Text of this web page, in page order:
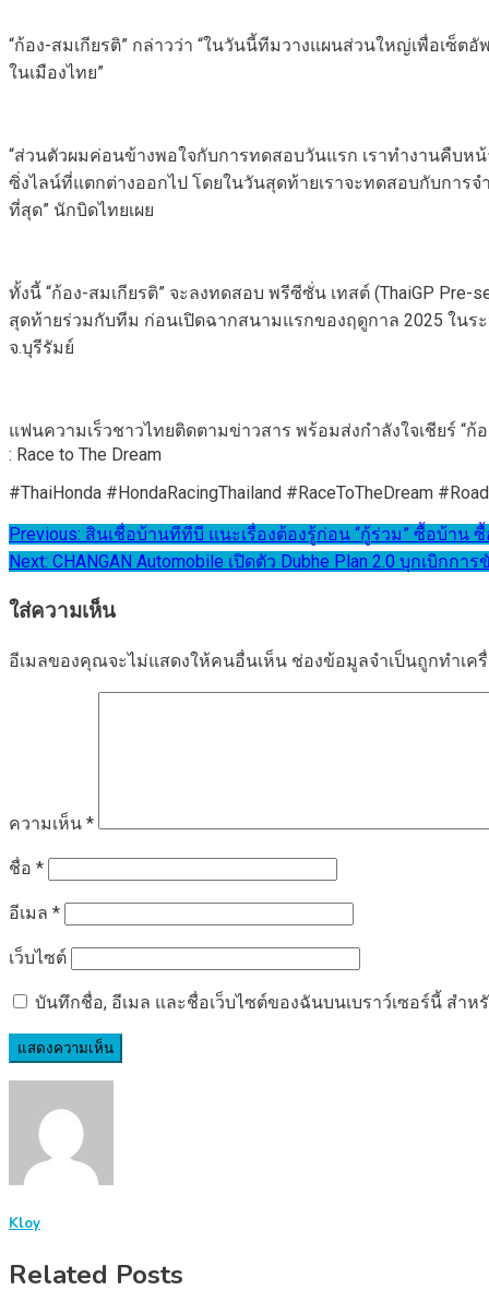
“ก้อง-สมเกียรติ” กล่าวว่า “ในวันนี้ทีมวางแผนส่วนใหญ่เพื่อเซ็
ในเมืองไทย”
“ส่วนตัวผมค่อนข้างพอใจกับการทดสอบวันแรก เราทำงานคืบห
ซิ่งไลน์ที่แตกต่างออกไป โดยในวันสุดท้ายเราจะทดสอบกับการ
ที่สุด” นักบิดไทยเผย
ทั้งนี้ “ก้อง-สมเกียรติ” จะลงทดสอบ พรีซีซั่น เทสต์ (ThaiGP
สุดท้ายร่วมกับทีม ก่อนเปิดฉากสนามแรกของฤดูกาล 2025 ใน
จ.บุรีรัมย์
แฟนความเร็วชาวไทยติดตามข่าวสาร พร้อมส่งกำลังใจเชียร์ “
: Race to The Dream
#ThaiHonda #HondaRacingThailand #RaceToTheDream
แนะแนว
เรื่อง
Previous: สินเชื่อบ้านทีทีบี แนะเรื่องต้องรู้ก่อน “กู้ร่วม” ซื้อบ้าน
Next: CHANGAN Automobile เปิดตัว Dubhe Plan 2.0 บุกเบิกก
ใส่ความเห็น
อีเมลของคุณจะไม่แสดงให้คนอื่นเห็น ช่องข้อมูลจำเป็นถูกทำเค
ความเห็น *
ชื่อ *
อีเมล *
เว็บไซต์
บันทึกชื่อ, อีเมล และชื่อเว็บไซต์ของฉันบนเบราว์เซอร์นี้ สำห
Kloy
Related Posts